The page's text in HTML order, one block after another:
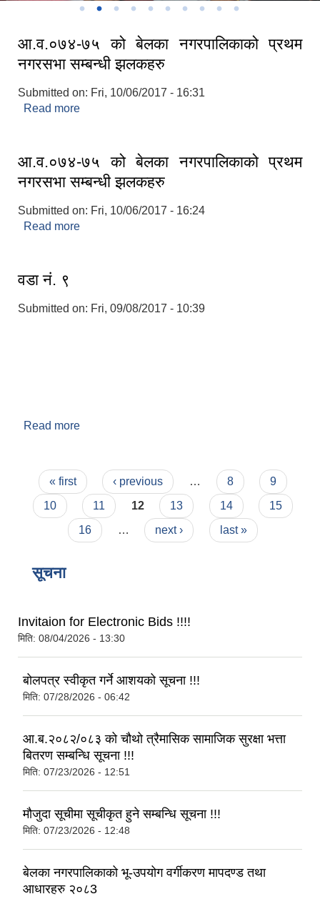
आ.व.०७४-७५ को बेलका नगरपालिकाको प्रथम
नगरसभा सम्बन्धी झलकहरु
Submitted on: Fri, 10/06/2017 - 16:31
Read more
आ.व.०७४-७५ को बेलका नगरपालिकाको प्रथम
नगरसभा सम्बन्धी झलकहरु
Submitted on: Fri, 10/06/2017 - 16:24
Read more
वडा नं. ९
Submitted on: Fri, 09/08/2017 - 10:39
Read more
Pages
« first ‹ previous … 8
9
10
11 12 13 14
15
16
… next › last »
सूचना
Invitaion for Electronic Bids !!!!
मिति: 08/04/2026 - 13:30
बोलपत्र स्वीकृत गर्ने आशयको सूचना !!!
मिति: 07/28/2026 - 06:42
आ.ब.२०८२/०८३ को चौथो त्रैमासिक सामाजिक सुरक्षा भत्ता
बितरण सम्बन्धि सूचना !!!
मिति: 07/23/2026 - 12:51
मौजुदा सूचीमा सूचीकृत हुने सम्बन्धि सूचना !!!
मिति: 07/23/2026 - 12:48
बेलका नगरपालिकाको भू-उपयोग वर्गीकरण मापदण्ड तथा
आधारहरु २०८3